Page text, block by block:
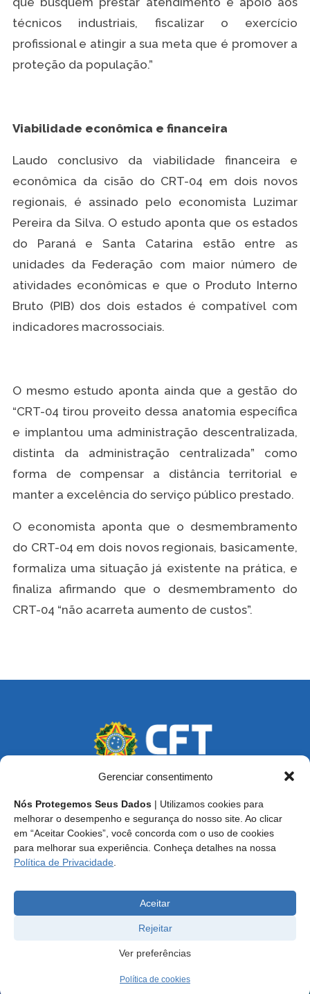
Gerenciar consentimento
Nós Protegemos Seus Dados | Utilizamos cookies para
melhorar o desempenho e segurança do nosso site. Ao clicar
em “Aceitar Cookies”, você concorda com o uso de cookies
para melhorar sua experiência. Conheça detalhes na nossa
Política de Privacidade
Aceitar
Rejeitar
Ver preferências
Política de cookies
técnicos industriais, fiscalizar o exercício
profissional e atingir a sua meta que é promover a
proteção da população.”
Viabilidade econômica e financeira
Laudo conclusivo da viabilidade financeira e
econômica da cisão do CRT-04 em dois novos
regionais, é assinado pelo economista Luzimar
Pereira da Silva. O estudo aponta que os estados
do Paraná e Santa Catarina estão entre as
unidades da Federação com maior número de
atividades econômicas e que o Produto Interno
Bruto (PIB) dos dois estados é compatível com
indicadores macrossociais.
O mesmo estudo aponta ainda que a gestão do
“CRT-04 tirou proveito dessa anatomia específica
e implantou uma administração descentralizada,
distinta da administração centralizada” como
forma de compensar a distância territorial e
manter a excelência do serviço público prestado.
O economista aponta que o desmembramento
do CRT-04 em dois novos regionais, basicamente,
formaliza uma situação já existente na prática, e
finaliza afirmando que o desmembramento do
CRT-04 “não acarreta aumento de custos”.
Endereço: SCS, Quadra 02, Bloco D, Ed. Oscar Niemeyer,
9º Andar CEP 70.316-900 - Brasília/DF
Central de Atendimento ao Técnico:0800 016-1515